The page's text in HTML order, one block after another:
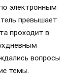
электронным
превышает
проходит в
вопросы
темы.